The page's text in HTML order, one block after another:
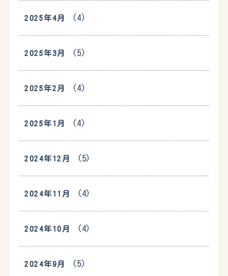
2025年4月 (4)
2025年3月 (5)
2025年2月 (4)
2025年1月 (4)
2024年12月 (5)
2024年11月 (4)
2024年10月 (4)
2024年9月 (5)